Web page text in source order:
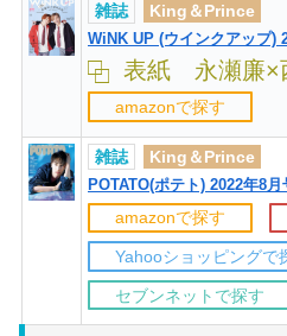
雑誌 King＆Prince
WiNK UP (ウインクアップ)
表紙 永瀬廉×
amazonで探す
雑誌 King＆Prince
POTATO(ポテト) 2022年8月
amazonで探す
Yahooショッピングで
セブンネットで探す